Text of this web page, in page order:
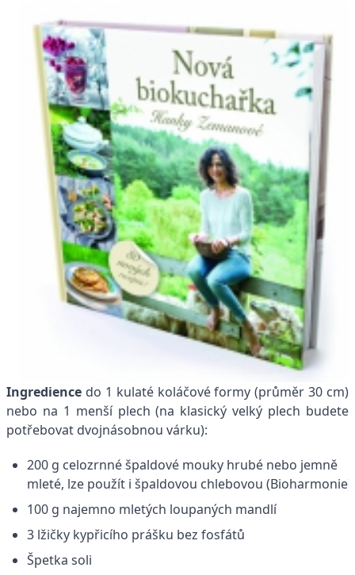
Ingredience do 1 kulaté koláčové formy (průměr 30 cm)
nebo na 1 menší plech (na klasický velký plech budete
potřebovat dvojnásobnou várku):
200 g celozrnné špaldové mouky hrubé nebo jemně
mleté, lze použít i špaldovou chlebovou (Bioharmonie)
100 g najemno mletých loupaných mandlí
3 lžičky kypřicího prášku bez fosfátů
Špetka soli